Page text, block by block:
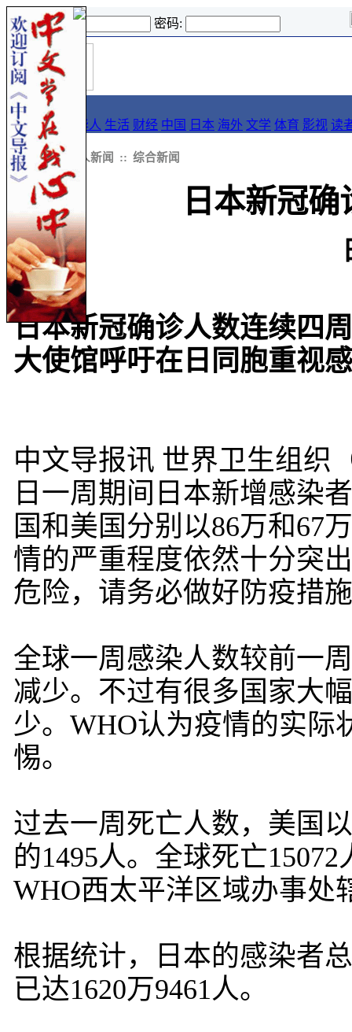
登录名: 密码:
首
页
导报
要闻 论坛 华人 生活 财经 中国 日本 海外 文学 体育 影视 读
::新闻:: 华人新闻 :: 综合新闻
日本新冠
日本新冠确诊人数连续四
大使馆呼吁在日同胞重视
中文导报讯 世界卫生组织
日一周期间日本新增感染
国和美国分别以86万和67
情的严重程度依然十分突
危险，请务必做好防疫措
全球一周感染人数较前一
减少。不过有很多国家大
少。WHO认为疫情的实际
惕。
过去一周死亡人数，美国
的1495人。全球死亡
WHO西太平洋区域办事处
根据统计，日本的感染者
已达1620万9461人。